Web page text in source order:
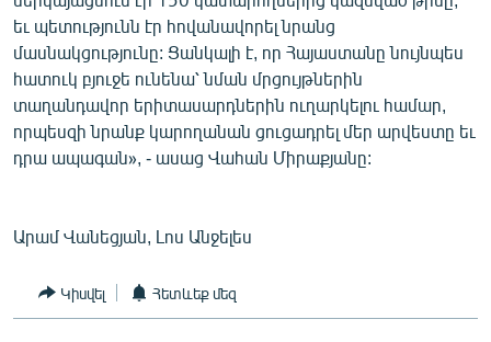
եւ պետությունն էր հովանավորել նրանց
մասնակցությունը: Ցանկալի է, որ Հայաստանը նույնպես
հատուկ բյուջե ունենա՝ նման մրցույթներին
տաղանդավոր երիտասարդներին ուղարկելու համար,
որպեսզի նրանք կարողանան ցուցադրել մեր արվեստը եւ
դրա ապագան», - ասաց Վահան Միրաքյանը:
Արամ Վանեցյան, Լոս Անջելես
Կիսվել Հետևեք մեզ